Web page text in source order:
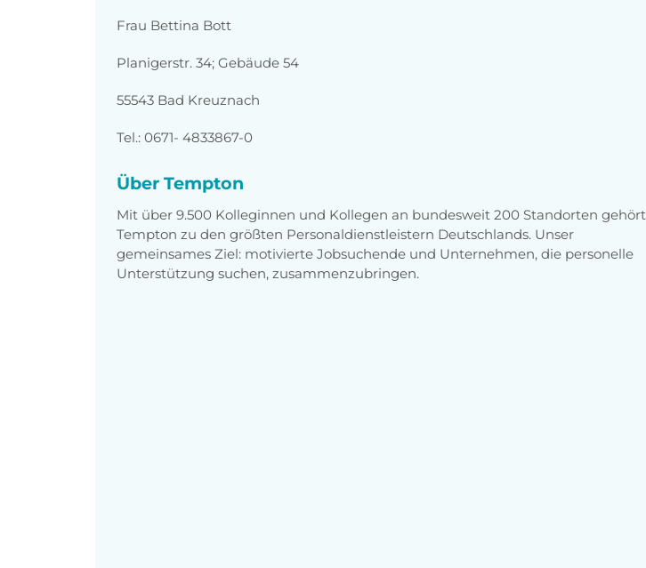
Frau Bettina Bott
Planigerstr. 34; Gebäude 54
55543 Bad Kreuznach
Tel.: 0671- 4833867-0
Über Tempton
Mit über 9.500 Kolleginnen und Kollegen an bundesweit 200 Standorten gehört
Tempton zu den größten Personaldienstleistern Deutschlands. Unser
gemeinsames Ziel: motivierte Jobsuchende und Unternehmen, die personelle
Unterstützung suchen, zusammenzubringen.